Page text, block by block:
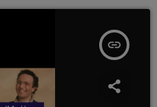
insert_link